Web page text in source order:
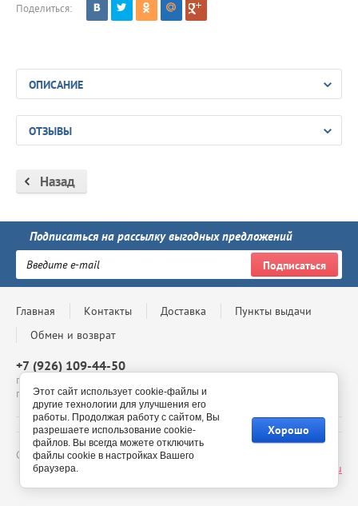
Поделиться:
ОПИСАНИЕ
ОТЗЫВЫ
Назад
Подписаться на рассылку выгодных предложений
Подписаться
Главная Контакты Доставка
Пункты выдачи
Обмен и возврат
+7 (926) 109-44-50
г. Москва, Проспект Андропова, д. 8, ТЦ Мегаполис, 4 этаж,
павильон 4-69, с 10:00 до 20:00
Copyright © - 2026 BelmilStore - официальный сайт
megagroup.ru
Этот сайт использует cookie-файлы и
другие технологии для улучшения его
работы. Продолжая работу с сайтом, Вы
разрешаете использование cookie-
файлов. Вы всегда можете отключить
файлы cookie в настройках Вашего
браузера.
Хорошо